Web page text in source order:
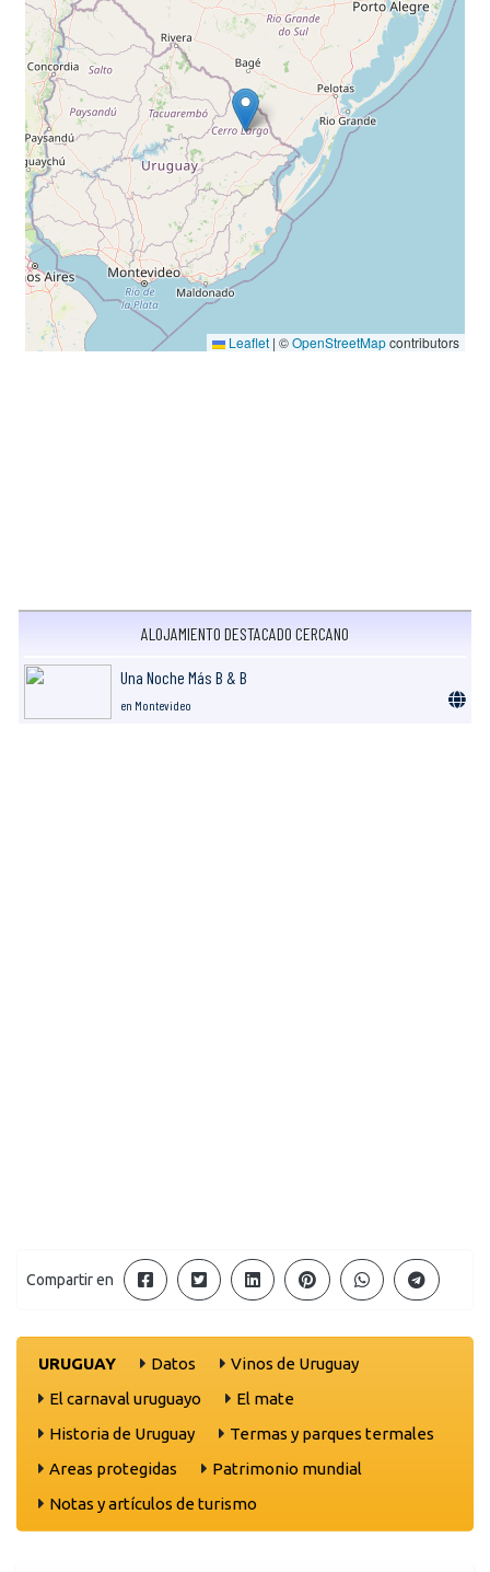
Leaflet | ©OpenStreetMapcontributors
ALOJAMIENTO DESTACADO CERCANO
Una Noche Más B & B
en Montevideo
Compartir en
URUGUAY Datos
Vinos de Uruguay
El carnaval uruguayo
El mate
Historia de Uruguay
Termas y parques termales
Areas protegidas
Patrimonio mundial
Notas y artículos de turismo